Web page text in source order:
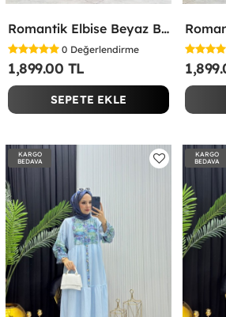
Romantik Elbise Beyaz Beyaz
0 Değerlendirme
1,899.00 TL
SEPETE EKLE
KARGO
BEDAVA
KARGO
BEDAVA